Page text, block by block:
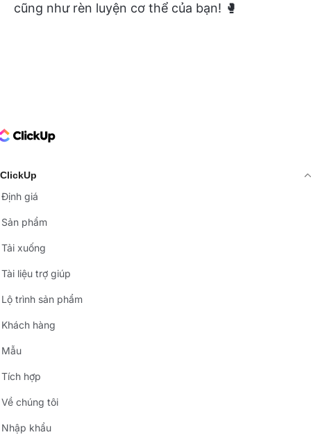
cũng như rèn luyện cơ thể của bạn! 🥊
Logo
ClickUp
Định giá
Sản phẩm
Tải xuống
Tài liệu trợ giúp
Lộ trình sản phẩm
Khách hàng
Mẫu
Tích hợp
Về chúng tôi
Nhập khẩu